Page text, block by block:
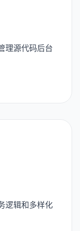
理源代码后台
逻辑和多样化